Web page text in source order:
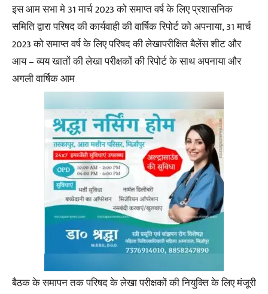
इस आम सभा मे 31 मार्च 2023 को समाप्त वर्ष के लिए प्रशासनिक
समिति द्वारा परिषद की कार्यवाही की वार्षिक रिपोर्ट को अपनाया, 31 मार्च
2023 को समाप्त वर्ष के लिए परिषद की लेखापरीक्षित बैलेंस शीट और
आय – व्यय खातों की लेखा परीक्षकों की रिपोर्ट के साथ अपनाया और
अगली वार्षिक आम
बैठक के समापन तक परिषद के लेखा परीक्षकों की नियुक्ति के लिए मंजूरी